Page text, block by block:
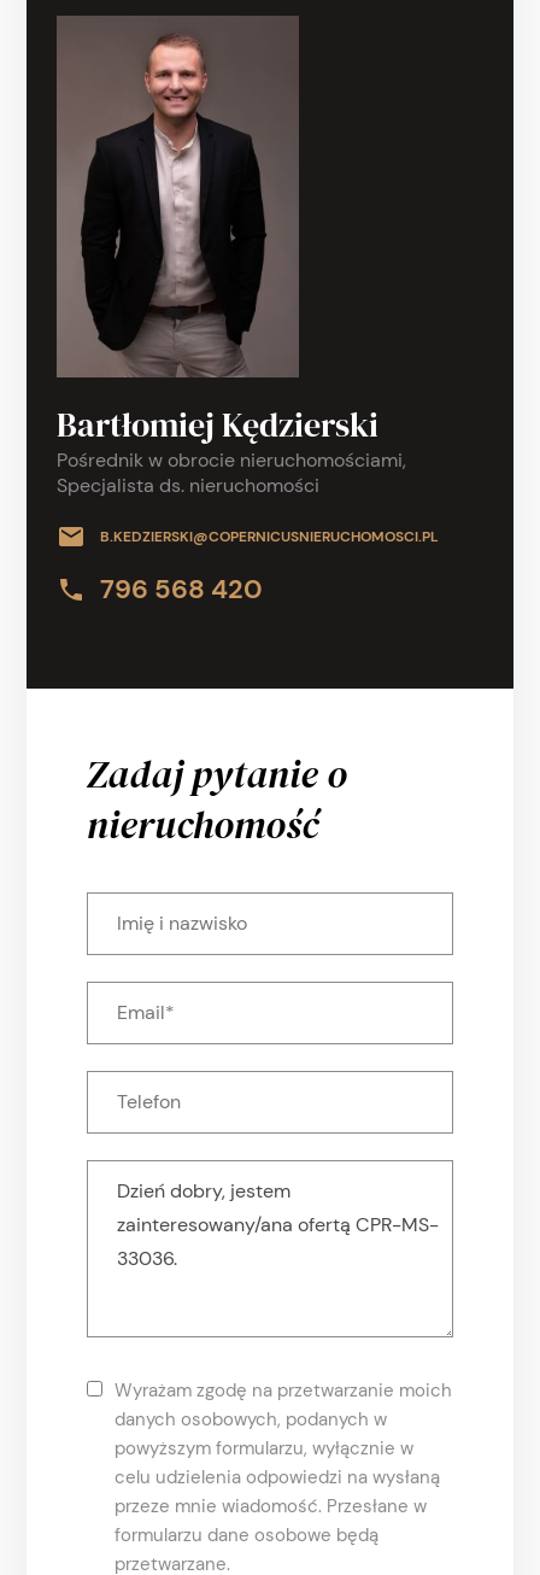
Bartłomiej Kędzierski
Pośrednik w obrocie nieruchomościami,
Specjalista ds. nieruchomości
B.KEDZIERSKI@COPERNICUSNIERUCHOMOSCI.PL
796 568 420
Zadaj pytanie o
nieruchomość
Wyrażam zgodę na przetwarzanie moich
danych osobowych, podanych w
powyższym formularzu, wyłącznie w
celu udzielenia odpowiedzi na wysłaną
przeze mnie wiadomość. Przesłane w
formularzu dane osobowe będą
przetwarzane.